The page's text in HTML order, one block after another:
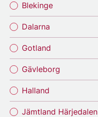
Blekinge
Dalarna
Gotland
Gävleborg
Halland
Jämtland Härjedalen